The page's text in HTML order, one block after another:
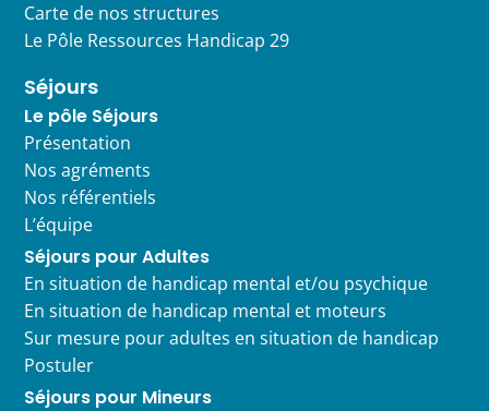
Carte de nos structures
Le Pôle Ressources Handicap 29
Séjours
Le pôle Séjours
Présentation
Nos agréments
Nos référentiels
L’équipe
Séjours pour Adultes
En situation de handicap mental et/ou psychique
En situation de handicap mental et moteurs
Sur mesure pour adultes en situation de handicap
Postuler
Séjours pour Mineurs